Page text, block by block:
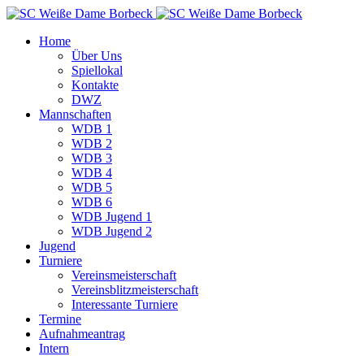
Home
Über Uns
Spiellokal
Kontakte
DWZ
Mannschaften
WDB 1
WDB 2
WDB 3
WDB 4
WDB 5
WDB 6
WDB Jugend 1
WDB Jugend 2
Jugend
Turniere
Vereinsmeisterschaft
Vereinsblitzmeisterschaft
Interessante Turniere
Termine
Aufnahmeantrag
Intern